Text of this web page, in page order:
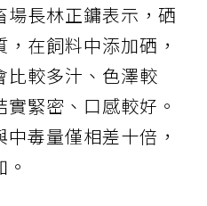
長林正鏞表示，硒
在飼料中添加硒，
比較多汁、色澤較
緊密、口感較好。
毒量僅相差十倍，